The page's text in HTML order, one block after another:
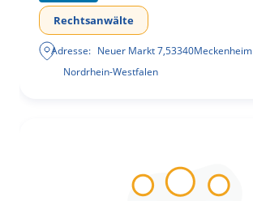
Rechtsanwälte
Adresse: Neuer Markt 7,53340Meckenheim
Nordrhein-Westfalen